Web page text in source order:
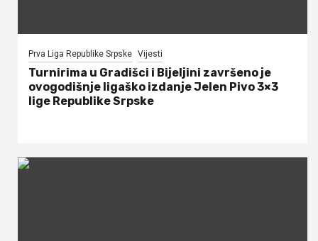
Prva Liga Republike Srpske Vijesti
Turnirima u Gradišci i Bijeljini završeno je
ovogodišnje ligaško izdanje Jelen Pivo 3×3
lige Republike Srpske